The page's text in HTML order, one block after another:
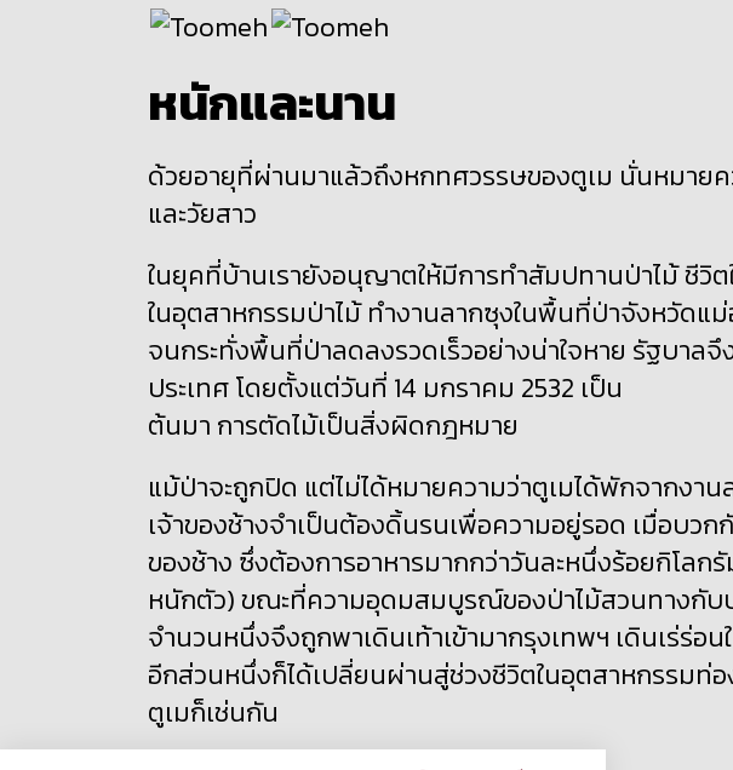
หนักและนาน
ด้วยอายุที่ผ่านมาแล้วถึงหกทศวรรษของตูเม นั่นหมายค
และวัยสาว
ในยุคที่บ้านเรายังอนุญาตให้มีการทำสัมปทานป่าไม้ ชีวิ
ในอุตสาหกรรมป่าไม้ ทำงานลากซุงในพื้นที่ป่าจังหวัดแ
จนกระทั่งพื้นที่ป่าลดลงรวดเร็วอย่างน่าใจหาย รัฐบาล
ประเทศ โดยตั้งแต่วันที่ 14 มกราคม 2532 เป็น
ต้นมา การตัดไม้เป็นสิ่งผิดกฎหมาย
แม้ป่าจะถูกปิด แต่ไม่ได้หมายความว่าตูเมได้พักจากงา
เจ้าของช้างจำเป็นต้องดิ้นรนเพื่อความอยู่รอด เมื่อบ
ของช้าง ซึ่งต้องการอาหารมากกว่าวันละหนึ่งร้อยกิโลกรั
หนักตัว) ขณะที่ความอุดมสมบูรณ์ของป่าไม้สวนทางกับ
จำนวนหนึ่งจึงถูกพาเดินเท้าเข้ามากรุงเทพฯ เดินเร่ร่อน
อีกส่วนหนึ่งก็ได้เปลี่ยนผ่านสู่ช่วงชีวิตในอุตสาหกรรมท่อ
ตูเมก็เช่นกัน